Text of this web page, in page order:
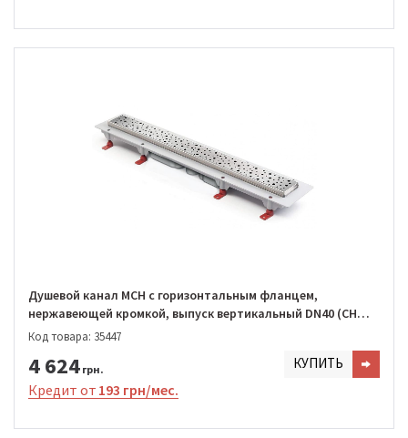
Душевой канал MCH с горизонтальным фланцем,
нержавеющей кромкой, выпуск вертикальный DN40 (CH
650/S40 DN1)
Код товара: 35447
4 624 грн. КУПИТЬ
Кредит от 193 грн/мес.